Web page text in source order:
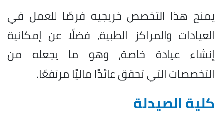
يمنح هذا التخصص خريجيه فرصًا للعمل في
العيادات والمراكز الطبية، فضلًا عن إمكانية
إنشاء عيادة خاصة، وهو ما يجعله من
التخصصات التي تحقق عائدًا ماليًا مرتفعًا.
كلية الصيدلة